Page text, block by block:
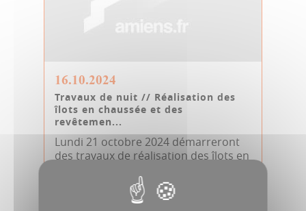
16.10.2024
Travaux de nuit // Réalisation des
îlots en chaussée et des
revêtemen...
Lundi 21 octobre 2024 démarreront
des travaux de réalisation des îlots en
Travaux route de Rouen